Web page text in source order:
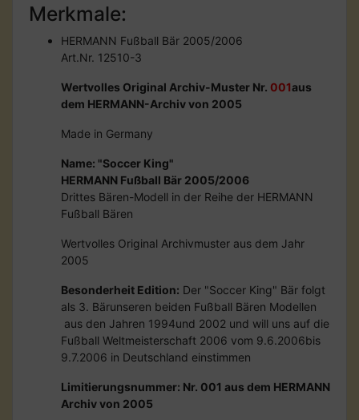
Merkmale:
HERMANN Fußball Bär 2005/2006
Art.Nr. 12510-3
Wertvolles Original Archiv-Muster Nr. 001aus
dem HERMANN-Archiv von 2005
Made in Germany
Name: "Soccer King"
HERMANN Fußball Bär 2005/2006
Drittes Bären-Modell in der Reihe der HERMANN
Fußball Bären
Wertvolles Original Archivmuster aus dem Jahr
2005
Besonderheit Edition: Der "Soccer King" Bär folgt
als 3. Bärunseren beiden Fußball Bären Modellen
aus den Jahren 1994und 2002 und will uns auf die
Fußball Weltmeisterschaft 2006 vom 9.6.2006bis
9.7.2006 in Deutschland einstimmen
Limitierungsnummer: Nr. 001 aus dem HERMANN
Archiv von 2005